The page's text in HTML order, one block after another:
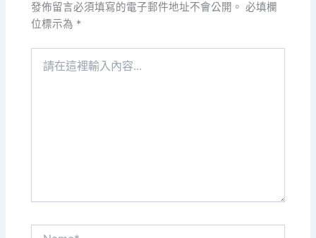
發佈留言必須填寫的電子郵件地址不會公開。 必填欄
位標示為 *